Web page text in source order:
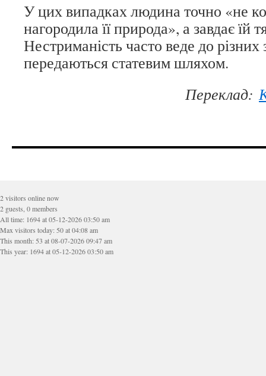
У цих випадках людина точно «не
нагородила її природа», а завдає їй
Нестриманість часто веде до
передаються статевим шляхом.
Переклад:
2 visitors online now
2 guests, 0 members
All time: 1694 at 05-12-2026 03:50 am
Max visitors today: 50 at 04:08 am
This month: 53 at 08-07-2026 09:47 am
This year: 1694 at 05-12-2026 03:50 am